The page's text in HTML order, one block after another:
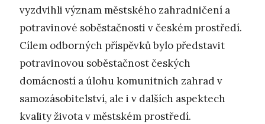
vyzdvihli význam městského zahradničení a
potravinové soběstačnosti v českém prostředí.
Cílem odborných příspěvků bylo představit
potravinovou soběstačnost českých
domácností a úlohu komunitních zahrad v
samozásobitelství, ale i v dalších aspektech
kvality života v městském prostředí.